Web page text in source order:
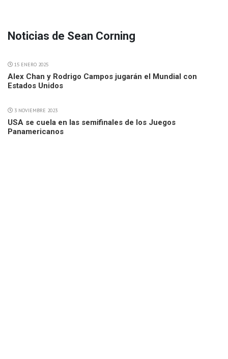
Noticias de Sean Corning
15 ENERO 2025
Alex Chan y Rodrigo Campos jugarán el Mundial con
Estados Unidos
3 NOVIEMBRE 2023
USA se cuela en las semifinales de los Juegos
Panamericanos